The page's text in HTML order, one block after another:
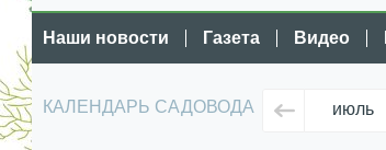
Наши новости Газета Видео
КАЛЕНДАРЬ САДОВОДА июль